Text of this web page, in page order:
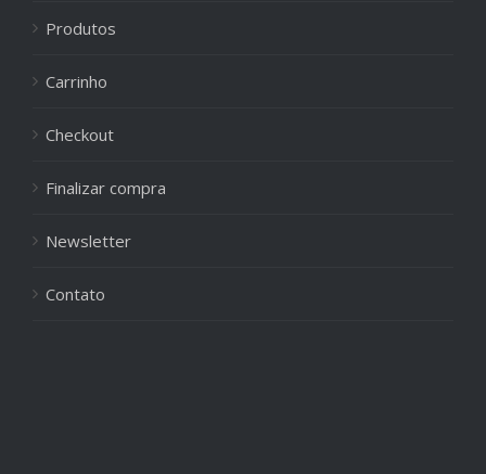
Produtos
Carrinho
Checkout
Finalizar compra
Newsletter
Contato